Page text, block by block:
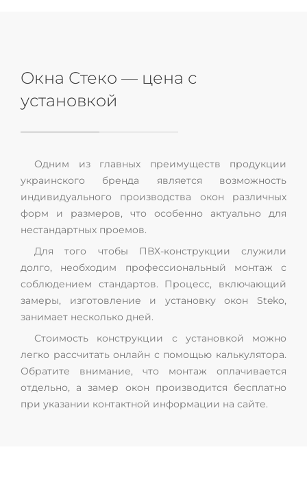
Окна Стеко — цена с
установкой
Одним из главных преимуществ продукции
украинского бренда является возможность
индивидуального производства окон различных
форм и размеров, что особенно актуально для
нестандартных проемов.
Для того чтобы ПВХ-конструкции служили
долго, необходим профессиональный монтаж с
соблюдением стандартов. Процесс, включающий
замеры, изготовление и установку окон Steko,
занимает несколько дней.
Стоимость конструкции с установкой можно
легко рассчитать онлайн с помощью калькулятора.
Обратите внимание, что монтаж оплачивается
отдельно, а замер окон производится бесплатно
при указании контактной информации на сайте.